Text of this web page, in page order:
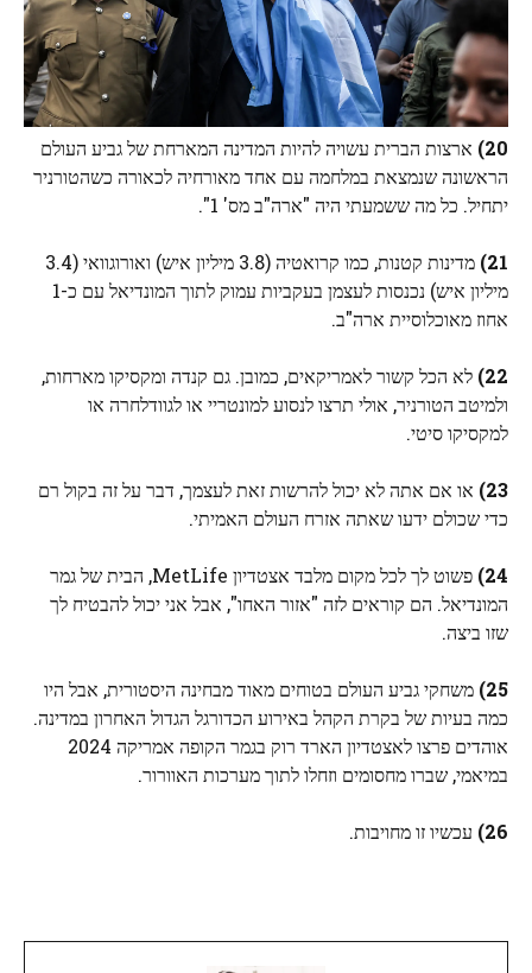
20) ארצות הברית עשויה להיות המדינה המארחת של גביע העולם
הראשונה שנמצאת במלחמה עם אחד מאורחיה לכאורה כשהטורניר
יתחיל. כל מה ששמעתי היה "ארה"ב מס' 1".
21)
מדינות קטנות, כמו קרואטיה (3.8 מיליון איש) ואורוגוואי (3.4
מיליון איש) נכנסות לעצמן בעקביות עמוק לתוך המונדיאל עם כ-1
אחוז מאוכלוסיית ארה"ב.
22) לא הכל קשור לאמריקאים, כמובן. גם קנדה ומקסיקו מארחות,
ולמיטב הטורניר, אולי תרצו לנסוע למונטריי או לגוודלחרה או
למקסיקו סיטי.
23) או אם אתה לא יכול להרשות זאת לעצמך, דבר על זה בקול רם
כדי שכולם ידעו שאתה אזרח העולם האמיתי.
24)
פשוט לך לכל מקום מלבד אצטדיון MetLife, הבית של גמר
המונדיאל. הם קוראים לזה "אזור האחו", אבל אני יכול להבטיח לך
שזו ביצה.
25) משחקי גביע העולם בטוחים מאוד מבחינה היסטורית, אבל היו
כמה בעיות של בקרת הקהל באירוע הכדורגל הגדול האחרון במדינה.
אוהדים פרצו לאצטדיון הארד רוק בגמר הקופה אמריקה 2024
במיאמי, שברו מחסומים וזחלו לתוך מערכות האוורור.
26) עכשיו זו מחויבות.